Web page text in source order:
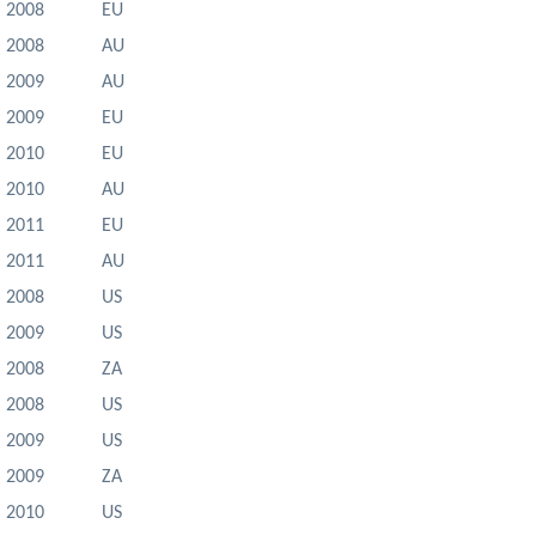
2008
EU
2008
AU
2009
AU
2009
EU
2010
EU
2010
AU
2011
EU
2011
AU
2008
US
2009
US
2008
ZA
2008
US
2009
US
2009
ZA
2010
US